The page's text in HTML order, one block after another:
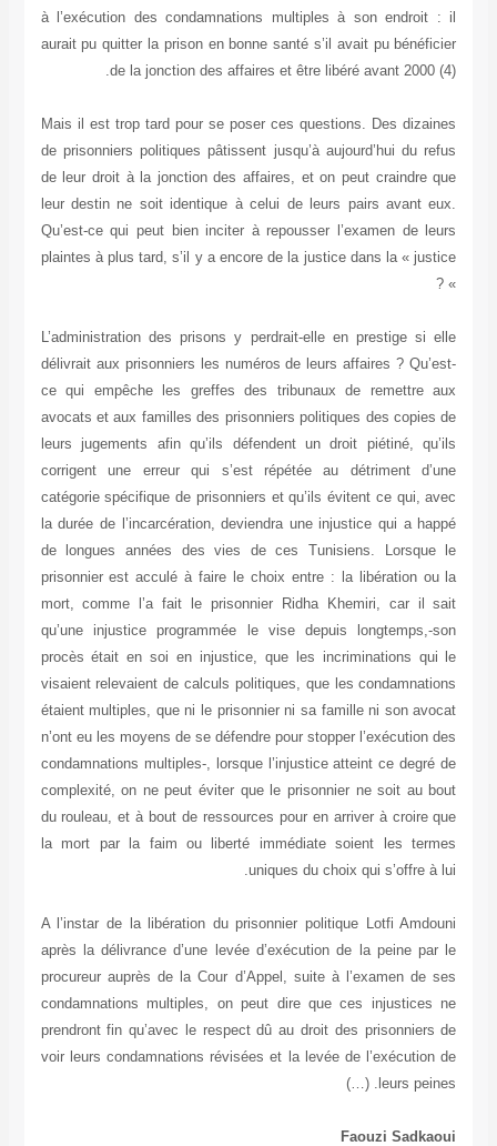
à l’exécution des condamnations multiples à son endroit : il
aurait pu quitter la prison en bonne santé s’il avait pu bénéficier
de la jonction des affaires et être libéré avant 2000 (4).
Mais il est trop tard pour se poser ces questions. Des dizaines
de prisonniers politiques pâtissent jusqu’à aujourd’hui du refus
de leur droit à la jonction des affaires, et on peut craindre que
leur destin ne soit identique à celui de leurs pairs avant eux.
Qu’est-ce qui peut bien inciter à repousser l’examen de leurs
plaintes à plus tard, s’il y a encore de la justice dans la « justice
» ?
L’administration des prisons y perdrait-elle en prestige si elle
délivrait aux prisonniers les numéros de leurs affaires ? Qu’est-
ce qui empêche les greffes des tribunaux de remettre aux
avocats et aux familles des prisonniers politiques des copies de
leurs jugements afin qu’ils défendent un droit piétiné, qu’ils
corrigent une erreur qui s’est répétée au détriment d’une
catégorie spécifique de prisonniers et qu’ils évitent ce qui, avec
la durée de l’incarcération, deviendra une injustice qui a happé
de longues années des vies de ces Tunisiens. Lorsque le
prisonnier est acculé à faire le choix entre : la libération ou la
mort, comme l’a fait le prisonnier Ridha Khemiri, car il sait
qu’une injustice programmée le vise depuis longtemps,-son
procès était en soi en injustice, que les incriminations qui le
visaient relevaient de calculs politiques, que les condamnations
étaient multiples, que ni le prisonnier ni sa famille ni son avocat
n’ont eu les moyens de se défendre pour stopper l’exécution des
condamnations multiples-, lorsque l’injustice atteint ce degré de
complexité, on ne peut éviter que le prisonnier ne soit au bout
du rouleau, et à bout de ressources pour en arriver à croire que
la mort par la faim ou liberté immédiate soient les termes
uniques du choix qui s’offre à lui.
A l’instar de la libération du prisonnier politique Lotfi Amdouni
après la délivrance d’une levée d’exécution de la peine par le
procureur auprès de la Cour d’Appel, suite à l’examen de ses
condamnations multiples, on peut dire que ces injustices ne
prendront fin qu’avec le respect dû au droit des prisonniers de
voir leurs condamnations révisées et la levée de l’exécution de
leurs peines. (…)
Faouzi Sadkaoui